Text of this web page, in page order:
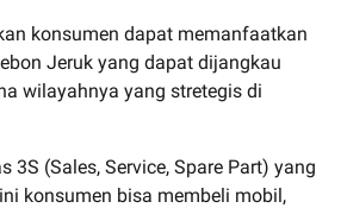
konsumen dapat memanfaatkan
Jeruk yang dapat dijangkau
wilayahnya yang stretegis di
3S (Sales, Service, Spare Part) yang
konsumen bisa membeli mobil,